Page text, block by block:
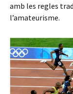
amb les regles
l’amateurisme.